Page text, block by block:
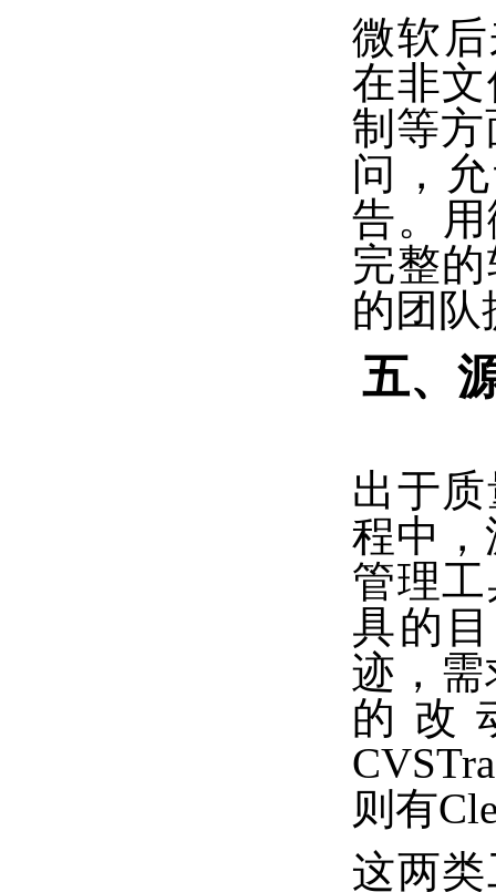
微软后
在非
制等方
问，
告。用
完整
的团队
五、
出于
程中
管理
具的
迹，
的改
则有
这两